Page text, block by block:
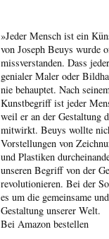
»Jeder Mensch ist ein
von Joseph Beuys wurde
missverstanden. Dass
genialer Maler oder
nie behauptet. Nach
Kunstbegriff ist jeder
weil er an der Gestaltung
mitwirkt. Beuys wollte
Vorstellungen von
und Plastiken
unseren Begriff von der
revolutionieren. Bei der
es um die gemeinsame
Gestaltung unserer Welt.
Bei Amazon bestellen